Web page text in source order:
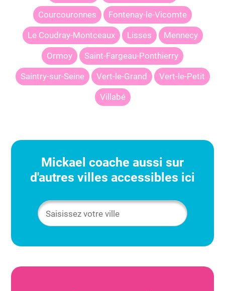
Courcouronnes Fontenay-le-Vicomte
Le Coudray-Montceaux Lisses Mennecy
Ormoy Saint-Fargeau-Ponthierry
Saintry-sur-Seine Vert-le-Grand Vert-le-Petit
Villabé
Mickael coache aussi sur
d'autres villes accessibles ici